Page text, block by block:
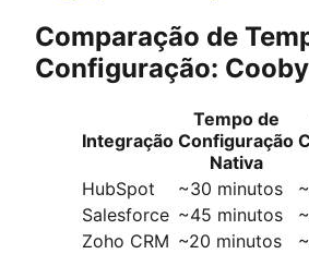
Comparação de
Configuração:
Integração
Tempo de
Configuração
Nativa
HubSpot
~30 minutos
Salesforce ~45 minutos
Zoho CRM ~20 minutos